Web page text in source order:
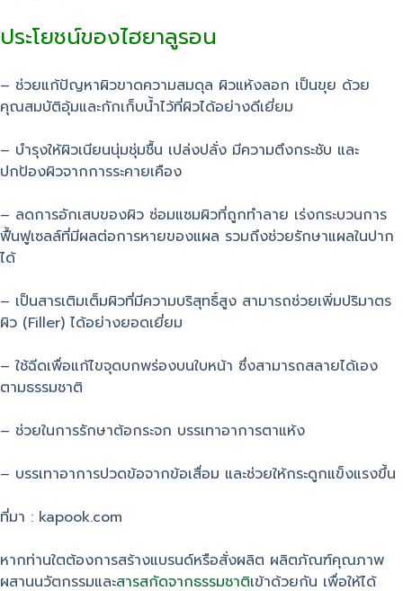
ประโยชน์ของไฮยาลูรอน
– ช่วยแก้ปัญหาผิวขาดความสมดุล ผิวแห้งลอก เป็นขุย ด้วย
คุณสมบัติอุ้มและกักเก็บน้ำไว้ที่ผิวได้อย่างดีเยี่ยม
– บำรุงให้ผิวเนียนนุ่มชุ่มชื้น เปล่งปลั่ง มีความตึงกระชับ และ
ปกป้องผิวจากการระคายเคือง
– ลดการอักเสบของผิว ซ่อมแซมผิวที่ถูกทำลาย เร่งกระบวนการ
ฟื้นฟูเซลล์ที่มีผลต่อการหายของแผล รวมถึงช่วยรักษาแผลในปาก
ได้
– เป็นสารเติมเต็มผิวที่มีความบริสุทธิ์สูง สามารถช่วยเพิ่มปริมาตร
ผิว (Filler) ได้อย่างยอดเยี่ยม
– ใช้ฉีดเพื่อแก้ไขจุดบกพร่องบนใบหน้า ซึ่งสามารถสลายได้เอง
ตามธรรมชาติ
– ช่วยในการรักษาต้อกระจก บรรเทาอาการตาแห้ง
– บรรเทาอาการปวดข้อจากข้อเสื่อม และช่วยให้กระดูกแข็งแรงขึ้น
ที่มา : kapook.com
หากท่านใตต้องการสร้างแบรนด์หรือสั่งผลิต ผลิตภัณฑ์คุณภาพ
ผสานนวัตกรรมและสารสกัดจากธรรมชาติเข้าด้วยกัน เพื่อให้ได้